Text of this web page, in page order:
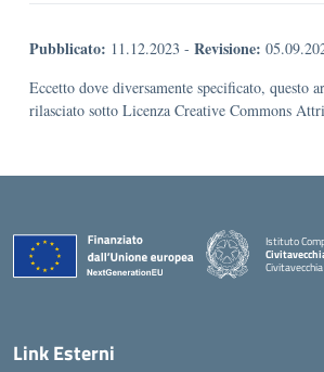
Pubblicato: 11.12.2023 - Revisione:
Eccetto dove diversamente specificato, questo
rilasciato sotto Licenza Creative Commons
Istituto
Civitavecchia
Link Esterni